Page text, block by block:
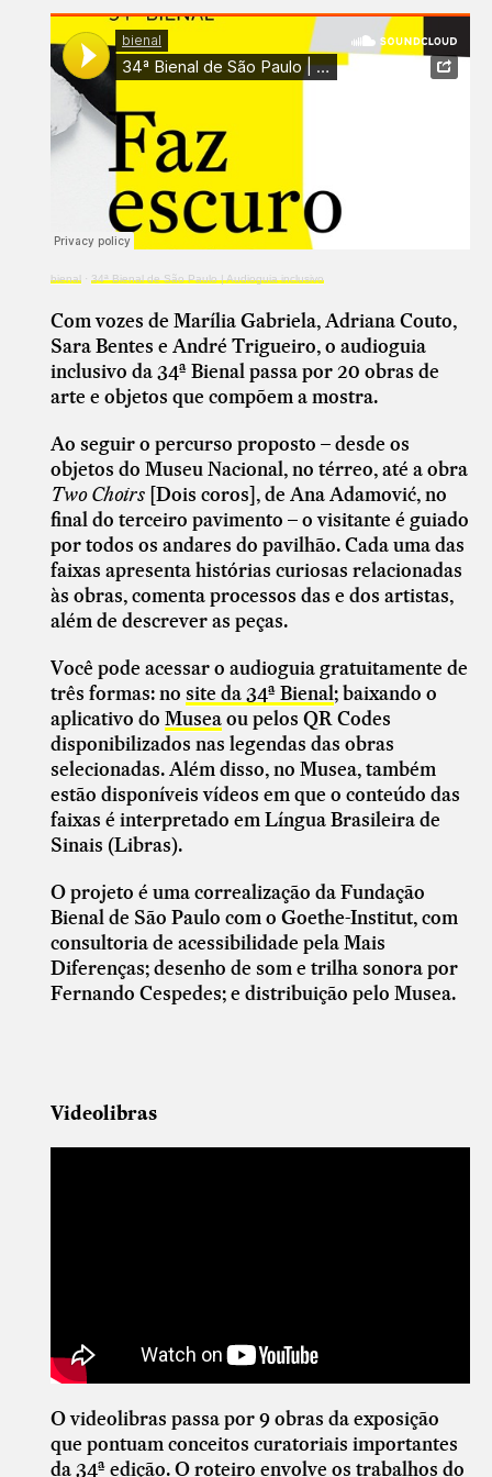
bienal · 34ª Bienal de São Paulo | Audioguia inclusivo
Com vozes de Marília Gabriela, Adriana Couto,
Sara Bentes e André Trigueiro, o audioguia
inclusivo da 34ª Bienal passa por 20 obras de
arte e objetos que compõem a mostra.
Ao seguir o percurso proposto – desde os
objetos do Museu Nacional, no térreo, até a obra
Two Choirs [Dois coros], de Ana Adamović, no
final do terceiro pavimento – o visitante é guiado
por todos os andares do pavilhão. Cada uma das
faixas apresenta histórias curiosas relacionadas
às obras, comenta processos das e dos artistas,
além de descrever as peças.
Você pode acessar o audioguia gratuitamente de
três formas: no site da 34ª Bienal; baixando o
aplicativo do Museaou pelos QR Codes
disponibilizados nas legendas das obras
selecionadas. Além disso, no Musea, também
estão disponíveis vídeos em que o conteúdo das
faixas é interpretado em Língua Brasileira de
Sinais (Libras).
O projeto é uma correalização da Fundação
Bienal de São Paulo com o Goethe-Institut, com
consultoria de acessibilidade pela Mais
Diferenças; desenho de som e trilha sonora por
Fernando Cespedes; e distribuição pelo Musea.
Videolibras
O videolibras passa por 9 obras da exposição
que pontuam conceitos curatoriais importantes
da 34ª edição. O roteiro envolve os trabalhos do